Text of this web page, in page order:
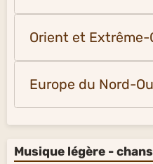
Orient et Extrême-
Europe du Nord-
Musique légère -